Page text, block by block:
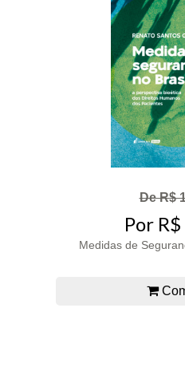
De R$
Por
Medidas de